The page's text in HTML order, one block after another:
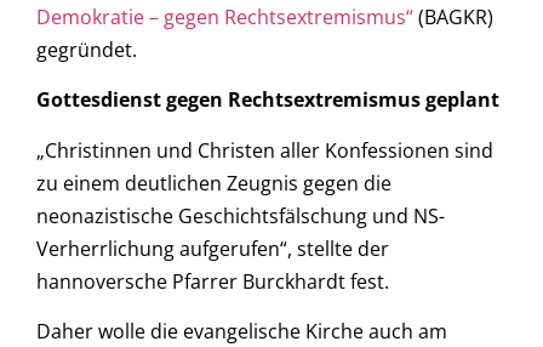
Demokratie – gegen Rechtsextremismus“(BAGKR)
gegründet.
Gottesdienst gegen Rechtsextremismus geplant
„Christinnen und Christen aller Konfessionen sind
zu einem deutlichen Zeugnis gegen die
neonazistische Geschichtsfälschung und NS-
Verherrlichung aufgerufen“, stellte der
hannoversche Pfarrer Burckhardt fest.
Daher wolle die evangelische Kirche auch am